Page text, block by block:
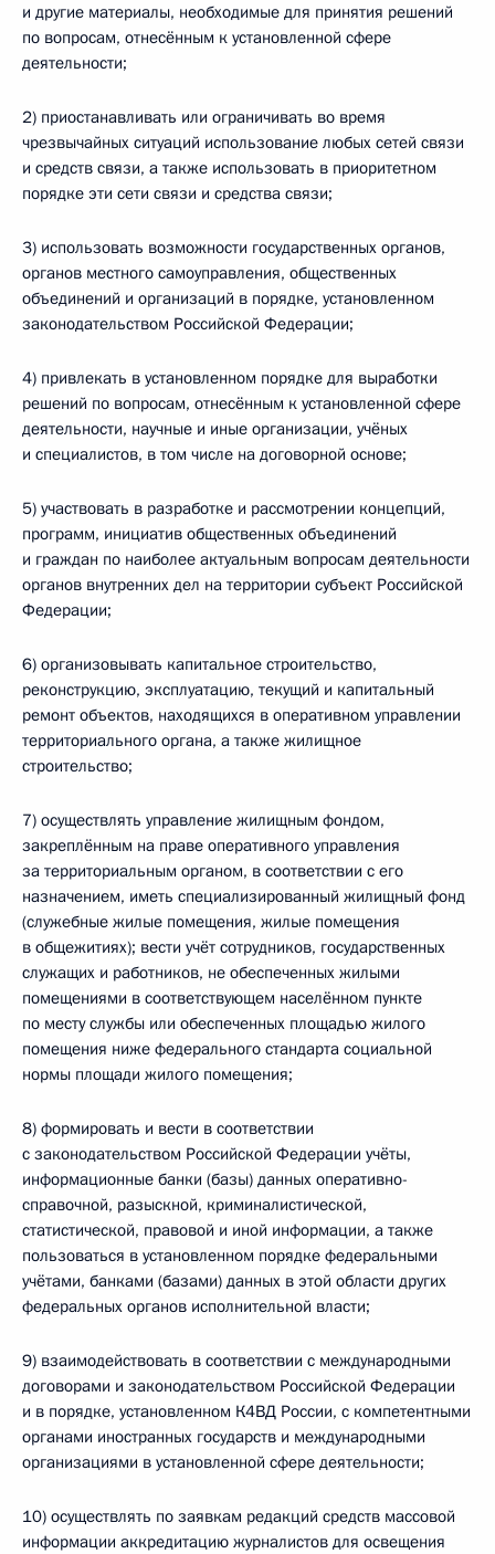
и другие материалы, необходимые для принятия решений
по вопросам, отнесённым к установленной сфере
деятельности;
2) приостанавливать или ограничивать во время
чрезвычайных ситуаций использование любых сетей связи
и средств связи, а также использовать в приоритетном
порядке эти сети связи и средства связи;
3) использовать возможности государственных органов,
органов местного самоуправления, общественных
объединений и организаций в порядке, установленном
законодательством Российской Федерации;
4) привлекать в установленном порядке для выработки
решений по вопросам, отнесённым к установленной сфере
деятельности, научные и иные организации, учёных
и специалистов, в том числе на договорной основе;
5) участвовать в разработке и рассмотрении концепций,
программ, инициатив общественных объединений
и граждан по наиболее актуальным вопросам деятельности
органов внутренних дел на территории субъект Российской
Федерации;
6) организовывать капитальное строительство,
реконструкцию, эксплуатацию, текущий и капитальный
ремонт объектов, находящихся в оперативном управлении
территориального органа, а также жилищное
строительство;
7) осуществлять управление жилищным фондом,
закреплённым на праве оперативного управления
за территориальным органом, в соответствии с его
назначением, иметь специализированный жилищный фонд
(служебные жилые помещения, жилые помещения
в общежитиях); вести учёт сотрудников, государственных
служащих и работников, не обеспеченных жилыми
помещениями в соответствующем населённом пункте
по месту службы или обеспеченных площадью жилого
помещения ниже федерального стандарта социальной
нормы площади жилого помещения;
8) формировать и вести в соответствии
с законодательством Российской Федерации учёты,
информационные банки (базы) данных оперативно-
справочной, разыскной, криминалистической,
статистической, правовой и иной информации, а также
пользоваться в установленном порядке федеральными
учётами, банками (базами) данных в этой области других
федеральных органов исполнительной власти;
9) взаимодействовать в соответствии с международными
договорами и законодательством Российской Федерации
и в порядке, установленном К4ВД России, с компетентными
органами иностранных государств и международными
организациями в установленной сфере деятельности;
10) осуществлять по заявкам редакций средств массовой
информации аккредитацию журналистов для освещения